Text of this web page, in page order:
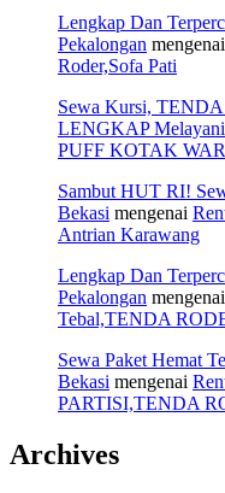
Lengkap Dan
Pekalongan mengenai
Roder,Sofa Pati
Sewa Kursi,
LENGKAP Melayani
PUFF KOTAK
Sambut HUT RI!
Bekasi mengenai
Antrian Karawang
Lengkap Dan
Pekalongan mengenai
Tebal,TENDA
Sewa Paket Hemat
Bekasi mengenai
PARTISI,TENDA
Archives